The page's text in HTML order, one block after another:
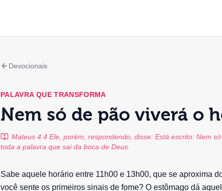
Devocionais
PALAVRA QUE TRANSFORMA
Nem só de pão viverá o
Mateus 4:4 Ele, porém, respondendo, disse: Está escrito: Nem
toda a palavra que sai da boca de Deus.
Sabe aquele horário entre 11h00 e 13h00, que se aproxima
você sente os primeiros sinais de fome? O estômago dá